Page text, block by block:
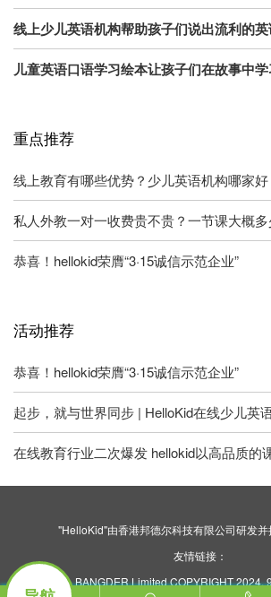
线上少儿英语机构帮助孩子们说出流利的英
儿童英语口语学习绘本让孩子们在故事中
重点推荐
线上教育有哪些优势？少儿英语机构哪家好
私人外教一对一收费贵不贵？一节课大概多
恭喜！hellokid荣膺“3·15诚信示范企业”
活动推荐
恭喜！hellokid荣膺“3·15诚信示范企业”
起步，就与世界同步 | HelloKid在线少儿英
在线教育行业二次爆发 hellokid以高品质的
"HelloKid"由香港邦德尔科技有限公司研发
友情链接：
BANGDER Limited COPYRIGHT 2024.